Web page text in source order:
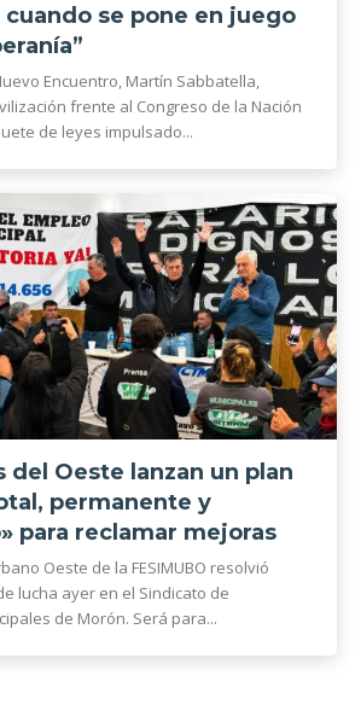
se pone en juego
Encuentro, Martín Sabbatella,
frente al Congreso de la Nación
de leyes impulsado...
del Oeste lanzan un plan
permanente y
para reclamar mejoras
Oeste de la FESIMUBO resolvió
lucha ayer en el Sindicato de
de Morón. Será para...